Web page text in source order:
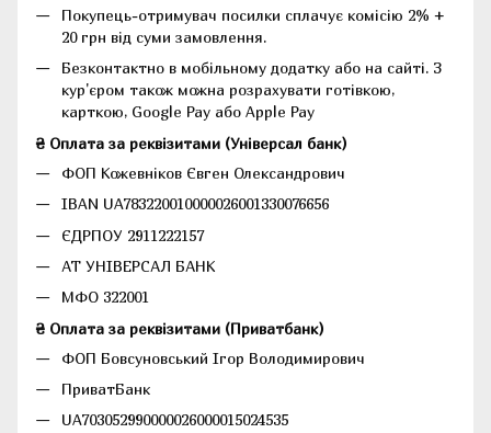
Покупець-отримувач посилки сплачує комісію 2% +
20 грн від суми замовлення.
Безконтактно в мобільному додатку або на сайті. З
кур'єром також можна розрахувати готівкою,
карткою, Google Pay або Apple Pay
₴ Оплата за реквізитами (Універсал банк)
ФОП Кожевніков Євген Олександрович
IBAN UA783220010000026001330076656
ЄДРПОУ 2911222157
АТ УНІВЕРСАЛ БАНК
МФО 322001
₴ Оплата за реквізитами (Приватбанк)
ФОП Бовсуновський Ігор Володимирович
ПриватБанк
UA703052990000026000015024535